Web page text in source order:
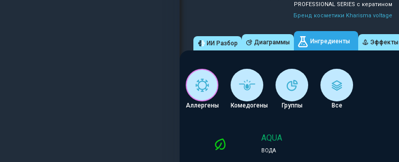
PROFESSIONAL SERIES с кератином
Бренд косметики Kharisma voltage
ИИ Разбор Диаграммы Ингредиенты Эффекты
Аллергены Комедогены Группы Все
AQUA
ВОДА